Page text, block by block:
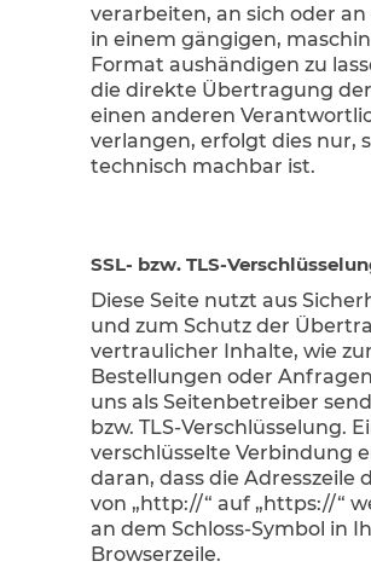
verarbeiten, an sich oder
in einem gängigen,
Format aushändigen zu
die direkte Übertragung
einen anderen
verlangen, erfolgt dies nur,
technisch machbar ist.
SSL- bzw. TLS-
Diese Seite nutzt aus
und zum Schutz der
vertraulicher Inhalte, wie
Bestellungen oder
uns als Seitenbetreiber
bzw. TLS-Verschlüsselung.
verschlüsselte Verbindung
daran, dass die Adresszeile
von „http://“ auf „https://“
an dem Schloss-Symbol in
Browserzeile.